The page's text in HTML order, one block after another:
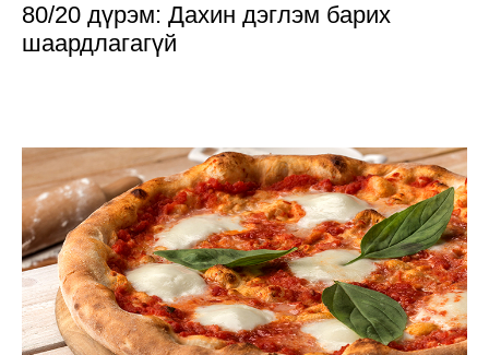
80/20 дүрэм: Дахин дэглэм барих
шаардлагагүй